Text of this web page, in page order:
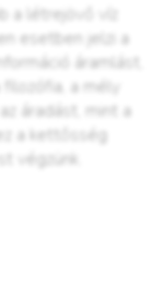
a létrejövő víz
esetben jelzi a
áramlást,
a mély
áradást, mint a
a kettősség
végzünk.